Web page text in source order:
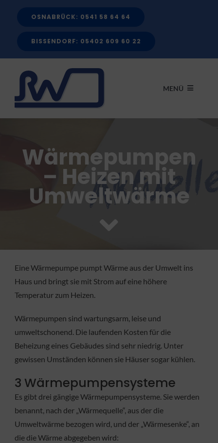
OSNABRÜCK: 0541 58 64 64
BISSENDORF: 05402 609 60 22
MENÜ
LEISTUNGEN
FÖRDERMITTEL
FACHBETRIEB
KONTAKT
Wärmepumpen
– Heizen mit
Umweltwärme
Eine Wärmepumpe pumpt Wärme aus der Umwelt ins
Haus und bringt sie mit Strom auf eine höhere
Temperatur zum Heizen.
Wärmepumpen sind wartungsarm, leise und
umweltschonend. Die laufenden Kosten für die
Beheizung eines Gebäudes sind sehr niedrig. Unter
gewissen Umständen können sie Häuser sogar kühlen.
3 Wärmepumpensysteme
Es gibt drei gängige Wärmepumpensysteme. Sie werden
benannt, nach der „Wärmequelle“, aus der die
Umweltwärme bezogen wird, und der „Wärmesenke“, an
die die Wärme abgegeben wird: